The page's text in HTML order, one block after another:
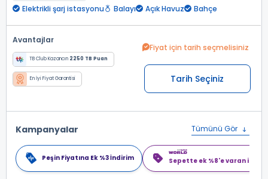
Elektrikli şarj istasyonu Balayı Açık Havuz Bahçe
Avantajlar
TB Club Kazancın 2250 TB Puan
En İyi Fiyat Garantisi
Fiyat için tarih seçmelisiniz
Tarih Seçiniz
Kampanyalar Tümünü Gör
Peşin Fiyatına Ek %3 İndirim Sepette ek %8'e varan